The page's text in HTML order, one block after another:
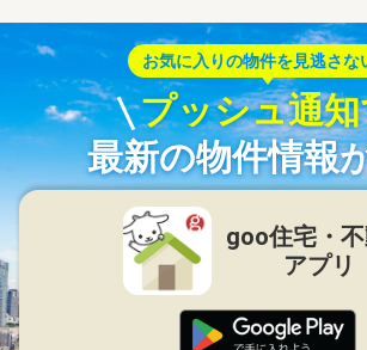
お気に入りの物件を見逃さな
プッシュ通
最新の物件情報
goo住宅・
アプリ